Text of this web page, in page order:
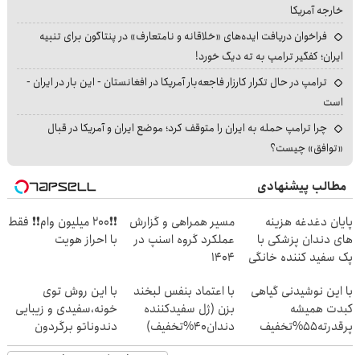
خارجه آمریکا
فراخوان دریافت ایده‌های «خلاقانه و نامتعارف» در پنتاگون برای تنبیه
ایران؛ کفگیر ترامپ به ته دیگ خورد!
ترامپ در حال تکرار کارزار فاجعه‌بار آمریکا در افغانستان - این بار در ایران -
است
چرا ترامپ حمله به ایران را متوقف کرد؛ موضع ایران و آمریکا در قبال
«توافق» چیست؟
مطالب پیشنهادی
پایان دغدغه هزینه
های دندان پزشکی با
پک سفید کننده خانگی
مسیر همراهی و گزارش
عملکرد گروه اسنپ در
۱۴۰۴
❗❗200 میلیون وام❗❗ فقط
با احراز هویت
با این نوشیدنی گیاهی
کبدت همیشه
پرقدرته55%تخفیف
با اعتماد بنفس لبخند
بزن (ژل سفیدکننده
دندان40%تخفیف)
با این روش توی
خونه،سفیدی و زیبایی
دندوناتو برگردون
(40%off)